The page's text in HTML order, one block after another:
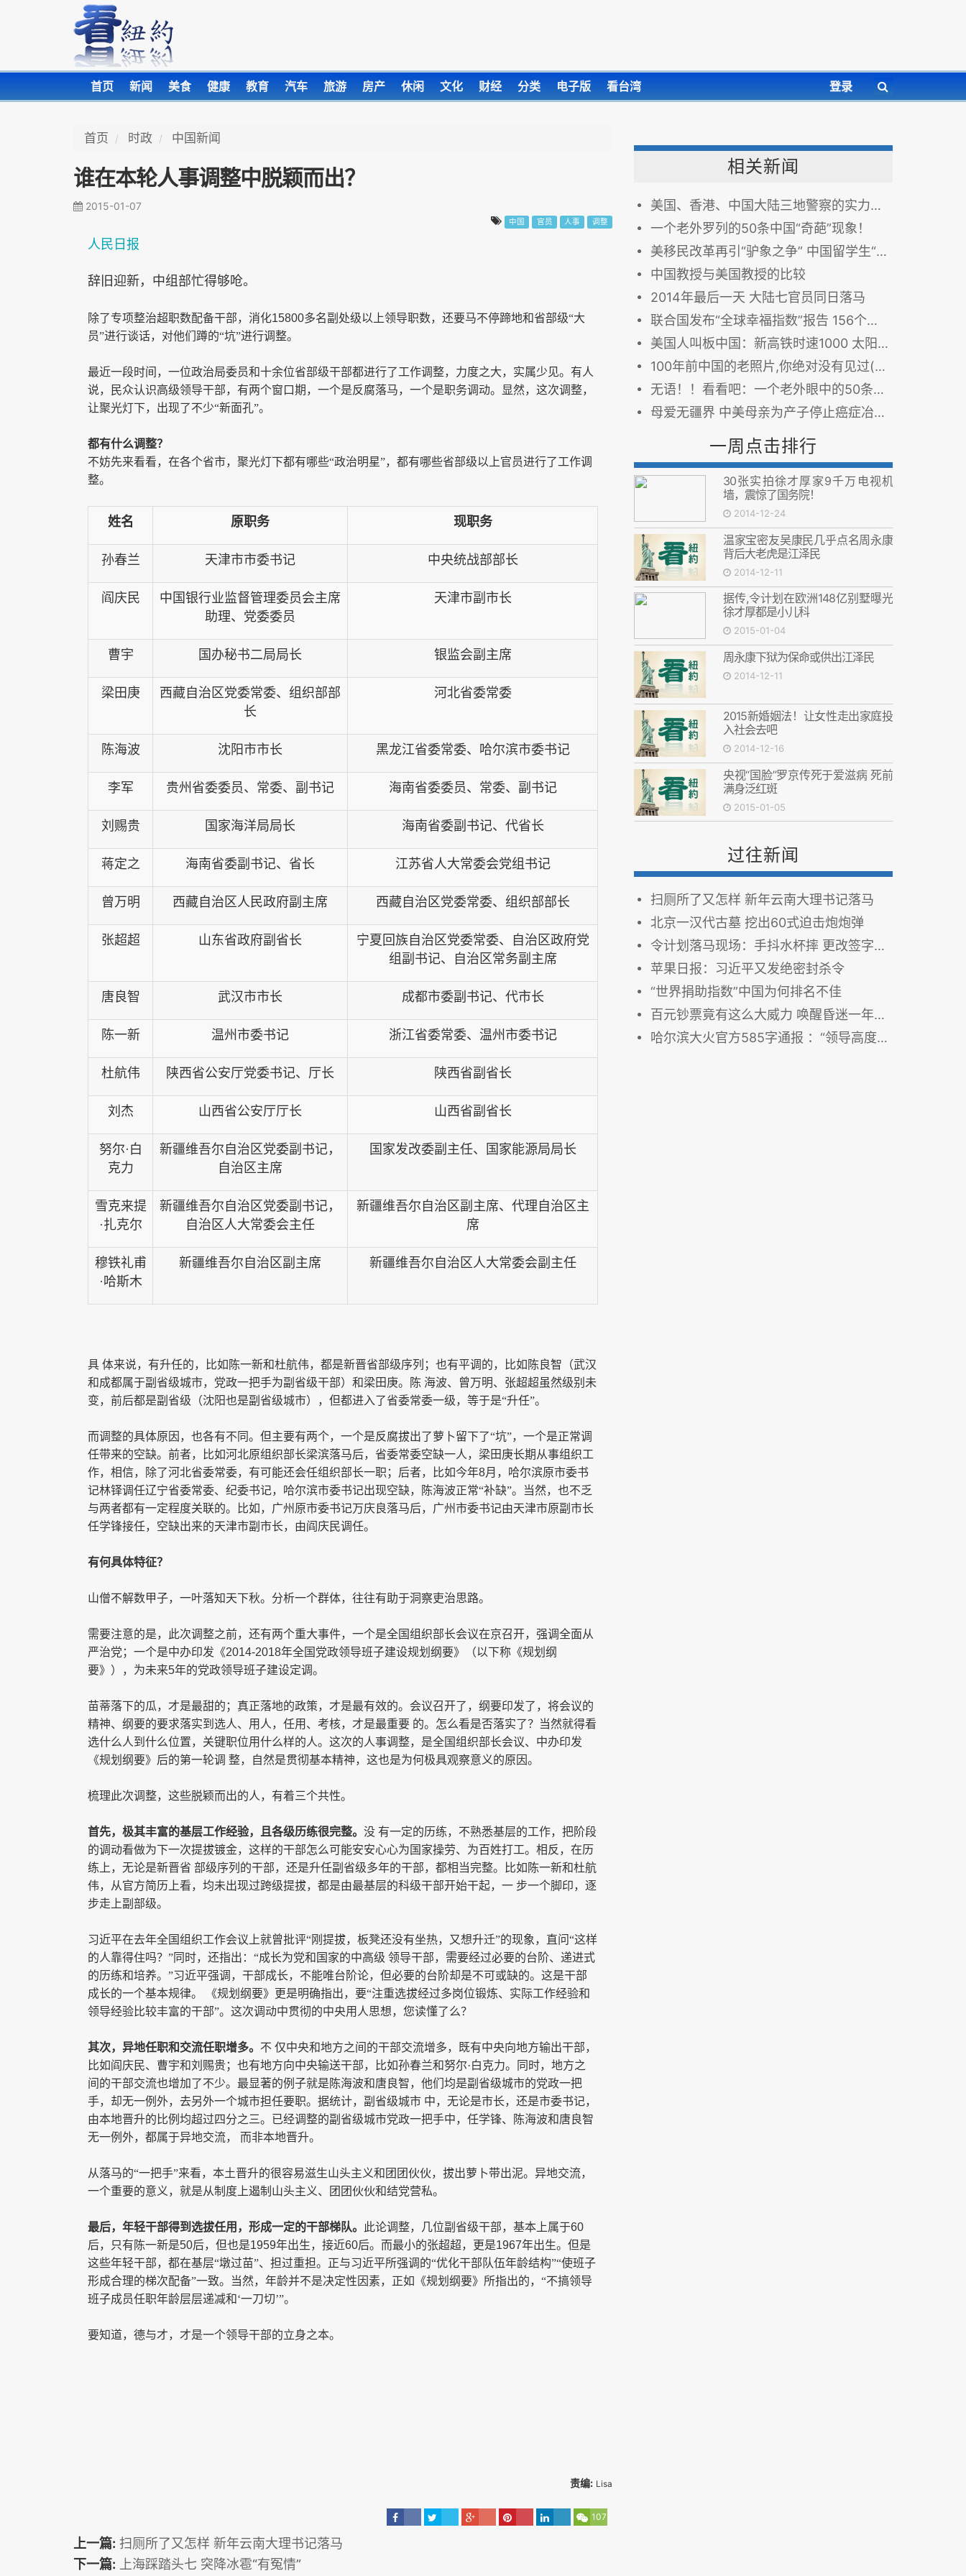
首页 新闻 美食 健康 教育 汽车 旅游 房产 休闲 文化 财经 分类 电子版 看台湾 登录
首页 时政 中国新闻
谁在本轮人事调整中脱颖而出？
2015-01-07
中国 官员 人事 调整
人民日报
辞旧迎新，中组部忙得够呛。
除了专项整治超职数配备干部，消化15800多名副处级以上领导职数，还要马不停蹄地和省部级“大
员”进行谈话，对他们蹲的“坑”进行调整。
最近一段时间，一位政治局委员和十余位省部级干部都进行了工作调整，力度之大，实属少见。有人
说，民众认识高级领导干部，有两个窗口期，一个是反腐落马，一个是职务调动。显然，这次调整，
让聚光灯下，出现了不少“新面孔”。
都有什么调整？
不妨先来看看，在各个省市，聚光灯下都有哪些“政治明星”，都有哪些省部级以上官员进行了工作调
整。
姓名 原职务 现职务
孙春兰 天津市市委书记 中央统战部部长
阎庆民
中国银行业监督管理委员会主席
助理、党委委员
天津市副市长
曹宇 国办秘书二局局长 银监会副主席
梁田庚
西藏自治区党委常委、组织部部
长
河北省委常委
陈海波 沈阳市市长 黑龙江省委常委、哈尔滨市委书记
李军 贵州省委委员、常委、副书记 海南省委委员、常委、副书记
刘赐贵 国家海洋局局长 海南省委副书记、代省长
蒋定之 海南省委副书记、省长 江苏省人大常委会党组书记
曾万明 西藏自治区人民政府副主席 西藏自治区党委常委、组织部部长
张超超 山东省政府副省长
宁夏回族自治区党委常委、自治区政府党
组副书记、自治区常务副主席
唐良智 武汉市市长 成都市委副书记、代市长
陈一新 温州市委书记 浙江省委常委、温州市委书记
杜航伟 陕西省公安厅党委书记、厅长 陕西省副省长
刘杰 山西省公安厅厅长 山西省副省长
努尔·白
克力
新疆维吾尔自治区党委副书记，
自治区主席
国家发改委副主任、国家能源局局长
雪克来提
·扎克尔
新疆维吾尔自治区党委副书记，
自治区人大常委会主任
新疆维吾尔自治区副主席、代理自治区主
席
穆铁礼甫
·哈斯木
新疆维吾尔自治区副主席 新疆维吾尔自治区人大常委会副主任
具 体来说，有升任的，比如陈一新和杜航伟，都是新晋省部级序列；也有平调的，比如陈良智（武汉
和成都属于副省级城市，党政一把手为副省级干部）和梁田庚。陈 海波、曾万明、张超超虽然级别未
变，前后都是副省级（沈阳也是副省级城市），但都进入了省委常委一级，等于是“升任”。
而调整的具体原因，也各有不同。但主要有两个，一个是反腐拔出了萝卜留下了“坑”，一个是正常调
任带来的空缺。前者，比如河北原组织部长梁滨落马后，省委常委空缺一人，梁田庚长期从事组织工
作，相信，除了河北省委常委，有可能还会任组织部长一职；后者，比如今年8月，哈尔滨原市委书
记林铎调任辽宁省委常委、纪委书记，哈尔滨市委书记出现空缺，陈海波正常“补缺”。当然，也不乏
与两者都有一定程度关联的。比如，广州原市委书记万庆良落马后，广州市委书记由天津市原副市长
任学锋接任，空缺出来的天津市副市长，由阎庆民调任。
有何具体特征？
山僧不解数甲子，一叶落知天下秋。分析一个群体，往往有助于洞察吏治思路。
需要注意的是，此次调整之前，还有两个重大事件，一个是全国组织部长会议在京召开，强调全面从
严治党；一个是中办印发《2014-2018年全国党政领导班子建设规划纲要》（以下称《规划纲
要》），为未来5年的党政领导班子建设定调。
苗蒂落下的瓜，才是最甜的；真正落地的政策，才是最有效的。会议召开了，纲要印发了，将会议的
精神、纲要的要求落实到选人、用人，任用、考核，才是最重要 的。怎么看是否落实了？当然就得看
选什么人到什么位置，关键职位用什么样的人。这次的人事调整，是全国组织部长会议、中办印发
《规划纲要》后的第一轮调 整，自然是贯彻基本精神，这也是为何极具观察意义的原因。
梳理此次调整，这些脱颖而出的人，有着三个共性。
首先，极其丰富的基层工作经验，且各级历练很完整。 没 有一定的历练，不熟悉基层的工作，把阶段
的调动看做为下一次提拔镀金，这样的干部怎么可能安安心心为国家操劳、为百姓打工。相反，在历
练上，无论是新晋省 部级序列的干部，还是升任副省级多年的干部，都相当完整。比如陈一新和杜航
伟，从官方简历上看，均未出现过跨级提拔，都是由最基层的科级干部开始干起，一 步一个脚印，逐
步走上副部级。
习近平在去年全国组织工作会议上就曾批评“刚提拔，板凳还没有坐热，又想升迁”的现象，直问“这样
的人靠得住吗？”同时，还指出：“成长为党和国家的中高级 领导干部，需要经过必要的台阶、递进式
的历练和培养。”习近平强调，干部成长，不能唯台阶论，但必要的台阶却是不可或缺的。这是干部
成长的一个基本规律。 《规划纲要》更是明确指出，要“注重选拔经过多岗位锻炼、实际工作经验和
领导经验比较丰富的干部”。这次调动中贯彻的中央用人思想，您读懂了么？
其次，异地任职和交流任职增多。 不 仅中央和地方之间的干部交流增多，既有中央向地方输出干部，
比如阎庆民、曹宇和刘赐贵；也有地方向中央输送干部，比如孙春兰和努尔·白克力。同时，地方之
间的干部交流也增加了不少。最显著的例子就是陈海波和唐良智，他们均是副省级城市的党政一把
手，却无一例外，去另外一个城市担任要职。据统计，副省级城市 中，无论是市长，还是市委书记，
由本地晋升的比例均超过四分之三。已经调整的副省级城市党政一把手中，任学锋、陈海波和唐良智
无一例外，都属于异地交流， 而非本地晋升。
从落马的“一把手”来看，本土晋升的很容易滋生山头主义和团团伙伙，拔出萝卜带出泥。异地交流，
一个重要的意义，就是从制度上遏制山头主义、团团伙伙和结党营私。
最后，年轻干部得到选拔任用，形成一定的干部梯队。 此论调整，几位副省级干部，基本上属于60
后，只有陈一新是50后，但也是1959年出生，接近60后。而最小的张超超，更是1967年出生。但是
这些年轻干部，都在基层“墩过苗”、担过重担。正与习近平所强调的“优化干部队伍年龄结构”“使班子
形成合理的梯次配备”一致。当然，年龄并不是决定性因素，正如《规划纲要》所指出的，“不搞领导
班子成员任职年龄层层递减和‘一刀切’”。
要知道，德与才，才是一个领导干部的立身之本。
责编: Lisa
107
上一篇: 扫厕所了又怎样 新年云南大理书记落马
下一篇:
上海踩踏头七 突降冰雹“有冤情”
相关新闻
美国、香港、中国大陆三地警察的实力测试（差点笑死）
一个老外罗列的50条中国“奇葩”现象！
美移民改革再引“驴象之争” 中国留学生“坐收渔利”
中国教授与美国教授的比较
2014年最后一天 大陆七官员同日落马
联合国发布“全球幸福指数”报告 156个国家中国超越奴隶制社会位居第112位
美国人叫板中国：新高铁时速1000 太阳能自身发电
100年前中国的老照片,你绝对没有见过(多图)
无语！！看看吧：一个老外眼中的50条中国奇葩现象
母爱无疆界 中美母亲为产子停止癌症冶疗生命垂危
一周点击排行
30张实拍徐才厚家9千万电视机
墙，震惊了国务院！
2014-12-24
温家宝密友吴康民几乎点名周永康
背后大老虎是江泽民
2014-12-11
据传,令计划在欧洲148亿别墅曝光
徐才厚都是小儿科
2015-01-04
周永康下狱为保命或供出江泽民
2014-12-11
2015新婚姻法！让女性走出家庭投
入社会去吧
2014-12-16
央视“国脸”罗京传死于爱滋病 死前
满身泛红斑
2015-01-05
过往新闻
扫厕所了又怎样 新年云南大理书记落马
北京一汉代古墓 挖出60式迫击炮炮弹
令计划落马现场：手抖水杯摔 更改签字(图)
苹果日报：习近平又发绝密封杀令
“世界捐助指数”中国为何排名不佳
百元钞票竟有这么大威力 唤醒昏迷一年的植物人
哈尔滨大火官方585字通报 ：“领导高度重视”占一半